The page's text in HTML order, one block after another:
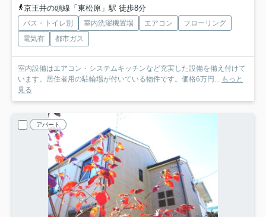
京王井の頭線「東松原」駅 徒歩8分
バス・トイレ別 室内洗濯機置場 エアコン
フローリング
電気有
都市ガス
室内設備はエアコン・システムキッチンなど充実した設備を備え付けて
います。居住者用の駐輪場が付いている物件です。価格6万円... もっと
見る
アパート